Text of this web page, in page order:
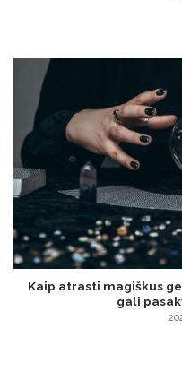
Kaip atrasti magiškus
gali